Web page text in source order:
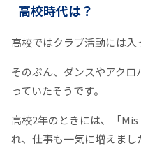
高校時代は？
高校ではクラブ活動には入
そのぶん、ダンスやアク
っていたそうです。
高校2年のときには、「
れ、仕事も一気に増えまし